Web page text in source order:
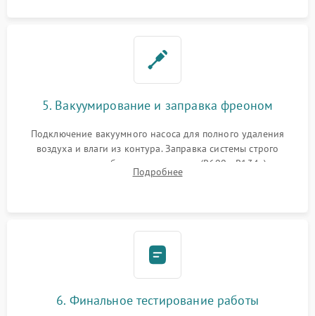
5. Вакуумирование и заправка фреоном
Подключение вакуумного насоса для полного удаления
воздуха и влаги из контура. Заправка системы строго
дозированным объемом хладагента (R600a, R134a) по
электронным весам. Контроль рабочего давления в системе.
Подробнее
6. Финальное тестирование работы